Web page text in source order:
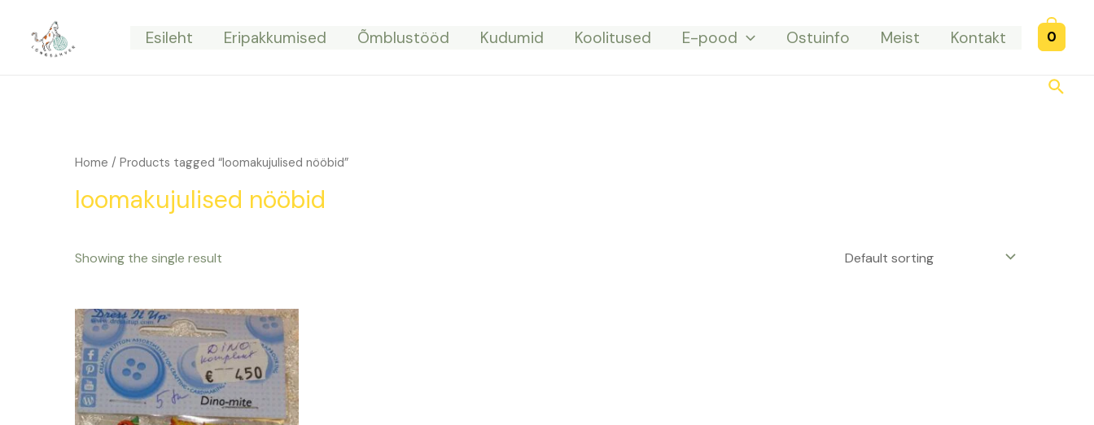
content
Esileht Eripakkumised Õmblustööd Kudumid Koolitused E-pood Ostuinfo Meist Kontakt 0
Home / Products tagged “loomakujulised nööbid”
loomakujulised nööbid
Showing the single result